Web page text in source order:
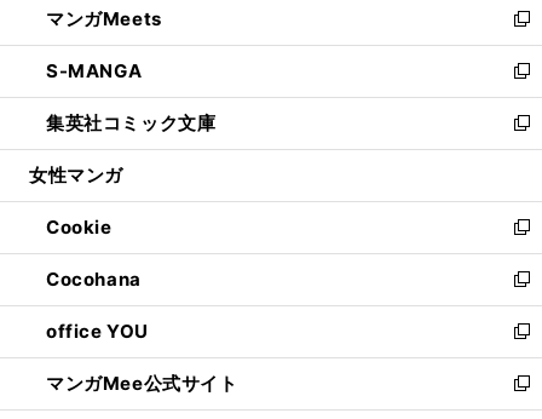
く
で
開
く
ド
ウ
で
開
く
ィ
ン
ド
ウ
で
開
い
ウ
ィ
ン
ド
ウ
開
く
マンガMeets
新
し
い
ウ
ィ
ン
ウ
で
開
く
S-MANGA
新
し
い
ウ
ン
ド
ウ
で
開
く
集英社コミック文庫
新
し
ウ
ィ
ン
ド
ウ
で
開
く
女性マンガ
Cookie
新
し
い
ウ
ィ
ン
ド
ウ
Cocohana
新
し
い
ウ
ィ
ン
office YOU
新
し
い
ウ
マンガMee公式サイト
新
し